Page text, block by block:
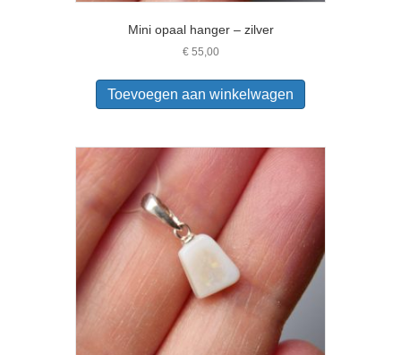
Mini opaal hanger – zilver
€55,00
Toevoegen aan winkelwagen